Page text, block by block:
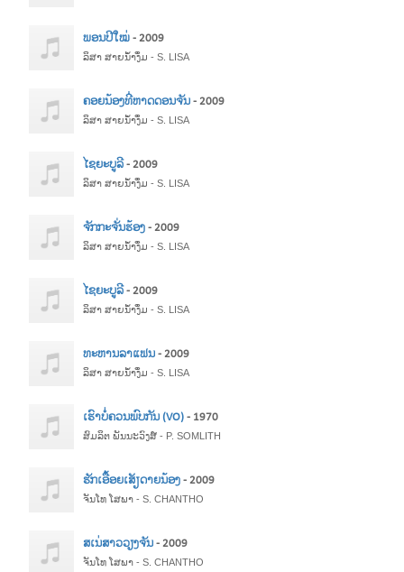
ພອນປີໃໝ່- 2009
ລິສາ ສາຍນ້ຳງຶ່ມ - S. LISA
ຄອຍນ້ອງທີ່ຫາດດອນຈັນ- 2009
ລິສາ ສາຍນ້ຳງຶ່ມ - S. LISA
ໄຊຍະບູລີ- 2009
ລິສາ ສາຍນ້ຳງຶ່ມ - S. LISA
ຈັກກະຈັ່ນຮ້ອງ- 2009
ລິສາ ສາຍນ້ຳງຶ່ມ - S. LISA
ໄຊຍະບູລີ- 2009
ລິສາ ສາຍນ້ຳງຶ່ມ - S. LISA
ທະຫານລາແຟນ- 2009
ລິສາ ສາຍນ້ຳງຶ່ມ - S. LISA
ເຮົາບໍ່ຄວນພົບກັນ (VO)- 1970
ສົມລິຕ ພັນນະວົງສ໌ - P. SOMLITH
ຮັກເອື້ອຍເສັຽດາຍນ້ອງ- 2009
ຈັນໂທ ໂສພາ - S. CHANTHO
ສເນ່ສາວວຽງຈັນ- 2009
ຈັນໂທ ໂສພາ - S. CHANTHO